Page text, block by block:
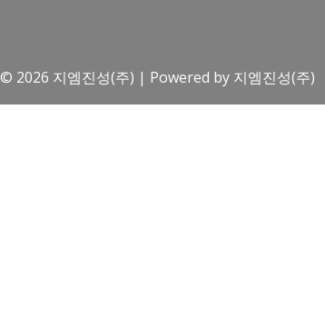
2026 지엠진성(주) | Powered by 지엠진성(주)